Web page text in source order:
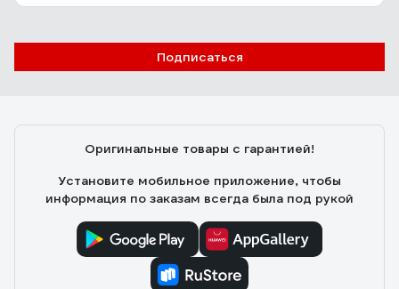
Подписаться
Оригинальные товары с гарантией!
Установите мобильное приложение, чтобы
информация по заказам всегда была под рукой